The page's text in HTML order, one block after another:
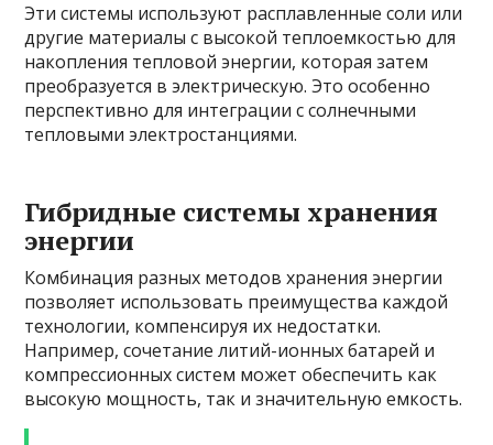
Эти системы используют расплавленные соли или
другие материалы с высокой теплоемкостью для
накопления тепловой энергии, которая затем
преобразуется в электрическую. Это особенно
перспективно для интеграции с солнечными
тепловыми электростанциями.
Гибридные системы хранения
энергии
Комбинация разных методов хранения энергии
позволяет использовать преимущества каждой
технологии, компенсируя их недостатки.
Например, сочетание литий-ионных батарей и
компрессионных систем может обеспечить как
высокую мощность, так и значительную емкость.